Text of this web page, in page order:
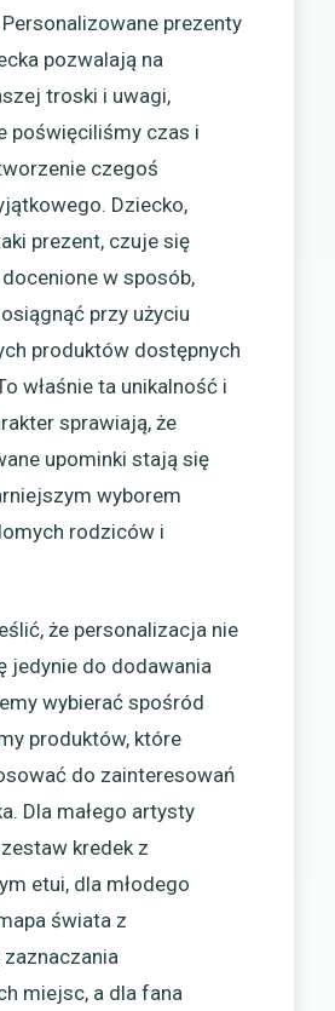
prezenty
pozwalają na
troski i uwagi,
poświęciliśmy czas i
czegoś
Dziecko,
prezent, czuje się
w sposób,
przy użyciu
produktów dostępnych
właśnie ta unikalność i
sprawiają, że
upominki stają się
wyborem
rodziców i
że personalizacja nie
jedynie do dodawania
wybierać spośród
produktów, które
do zainteresowań
Dla małego artysty
kredek z
etui, dla młodego
świata z
miejsc, a dla fana